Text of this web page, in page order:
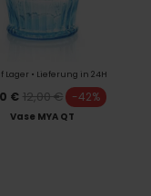
Lager • Lieferung in 24H
€ 12,00 € -42%
Vase MYA QT